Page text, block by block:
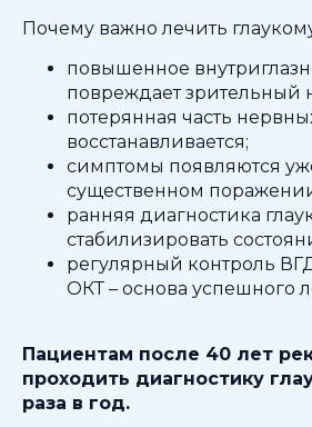
Почему важно лечить
повышенное
повреждает зрительный
потерянная часть
восстанавливается;
симптомы появляются
существенном
ранняя диагностика
стабилизировать
регулярный контроль
ОКТ – основа успешного
Пациентам после 40 лет
проходить диагностику
раза в год.